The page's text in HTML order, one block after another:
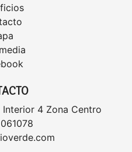
Interior 4 Zona Centro